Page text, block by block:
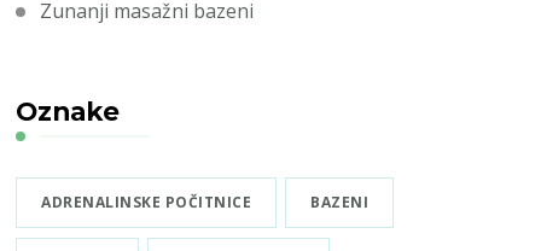
Zunanji masažni bazeni
Oznake
ADRENALINSKE POČITNICE BAZENI